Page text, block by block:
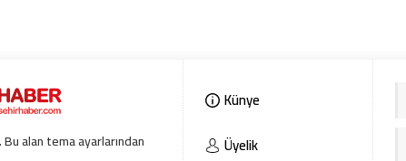
Bu alan tema ayarlarından
Künye
Üyelik